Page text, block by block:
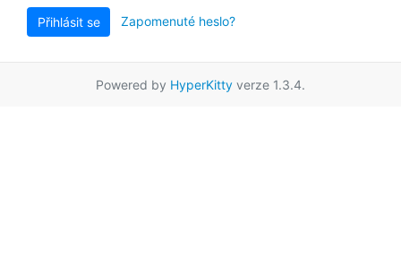
Přihlásit se Zapomenuté heslo?
Powered by HyperKitty verze 1.3.4.